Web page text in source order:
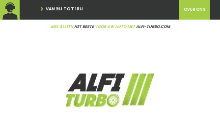
VAN 9U TOT 18U
KIES ALLEENHET BESTEVOOR UW AUTO METALFI-TURBO.COM
OVER ONS